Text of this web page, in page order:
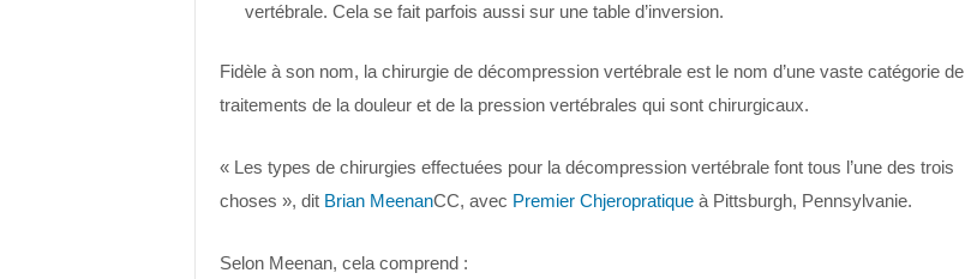
vertébrale. Cela se fait parfois aussi sur une table d’inversion.
Fidèle à son nom, la chirurgie de décompression vertébrale est le nom d’une vaste catégorie de
traitements de la douleur et de la pression vertébrales qui sont chirurgicaux.
« Les types de chirurgies effectuées pour la décompression vertébrale font tous l’une des trois
choses », dit Brian MeenanCC, avec Premier Chjeropratiqueà Pittsburgh, Pennsylvanie.
Selon Meenan, cela comprend :